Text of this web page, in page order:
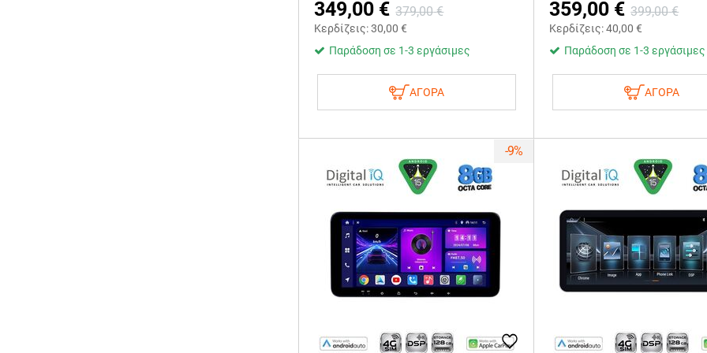
349,00 € 379,00 €
Κερδίζεις:30,00 €
Παράδοση σε 1-3 εργάσιμες
ΑΓΟΡΑ
359,00 € 399,00 €
Κερδίζεις:40,00 €
Παράδοση σε 1-3 εργάσιμες
ΑΓΟΡΑ
-9%